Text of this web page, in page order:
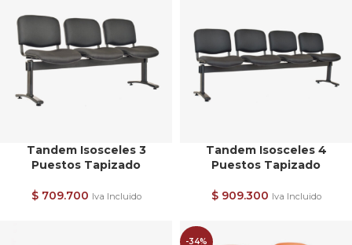
Tandem Isosceles 3
Puestos Tapizado
$709.700 Iva Incluido
Tandem Isosceles 4
Puestos Tapizado
$909.300 Iva Incluido
-34%